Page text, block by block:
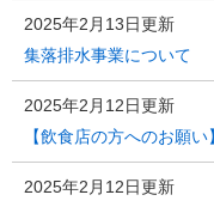
2025年2月13日更新
集落排水事業について
2025年2月12日更新
【飲食店の方へのお願
2025年2月12日更新